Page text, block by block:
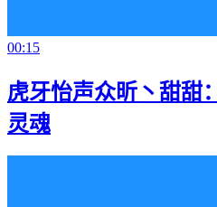
00:15
虎牙怡声众昕丶甜甜
灵魂